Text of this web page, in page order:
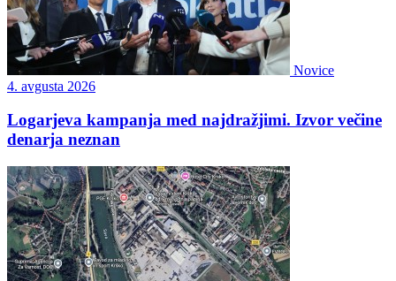
Novice
4. avgusta 2026
Logarjeva kampanja med najdražjimi. Izvor večine
denarja neznan